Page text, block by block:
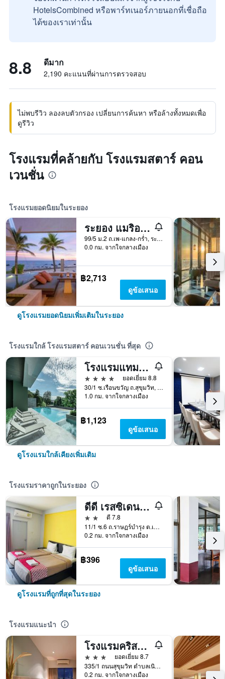
HotelsCombined หรือพาร์ทเนอร์ภายนอกที่เชื่อถือ
ได้ของเราเท่านั้น
8.8 ดีมาก
2,190 คะแนนที่ผ่านการตรวจสอบ
ไม่พบรีวิว ลองลบตัวกรอง เปลี่ยนการค้นหา หรือล้างทั้งหมดเพื่อ
ดูรีวิว
โรงแรมที่คล้ายกับ โรงแรมสตาร์ คอน
เวนชั่น
โรงแรมยอดนิยมในระยอง
ระยอง แมริออท รีสอร์ท แอนด์ สปา
99/5 ม.2 ถ.เพ-แกลง-กร่ำ, ระยอง, ประเทศไทย
0.0 กม. จากใจกลางเมือง
฿2,713
ดูข้อเสนอ
ดูโรงแรมยอดนิยมเพิ่มเติมในระยอง
โรงแรมใกล้ โรงแรมสตาร์ คอนเวนชั่น ที่สุด
โรงแรมแทมมารินด์ การ์เด้น
4 ดาว
ยอดเยี่ยม 8.8
30/1 ซ.เรือนขวัญ ถ.สุขุมวิท, ระยอง, ประเทศไทย
1.0 กม. จากใจกลางเมือง
฿1,123
ดูข้อเสนอ
ดูโรงแรมใกล้เคียงเพิ่มเติม
โรงแรมราคาถูกในระยอง
ดีดี เรสซิเดนซ์ ระยอง
2 ดาว
ดี 7.8
11/1 ซ.6 ถ.ราษฏร์บำรุง ต.เนินพระ, ระยอง, ประเทศไทย
0.2 กม. จากใจกลางเมือง
฿396
ดูข้อเสนอ
ดูโรงแรมที่ถูกที่สุดในระยอง
โรงแรมแนะนำ
โรงแรมคริสตัล เจด
3 ดาว
ยอดเยี่ยม 8.7
335/1 ถนนสุขุมวิท ตำบลเนินพระ อำเภอเมืองระยอง จังหวัดระยอง, ระยอง, ประเทศไทย
0.2 กม. จากใจกลางเมือง